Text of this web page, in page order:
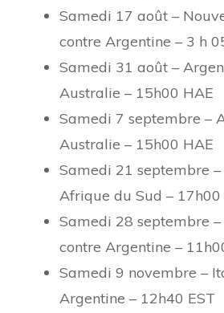
Samedi 17 août –
contre Argentine – 3 h
Samedi 31 août –
Australie – 15h00 HAE
Samedi 7 septembre –
Australie – 15h00 HAE
Samedi 21 septembre
Afrique du Sud – 17h00
Samedi 28 septembre
contre Argentine –
Samedi 9 novembre –
Argentine – 12h40 EST